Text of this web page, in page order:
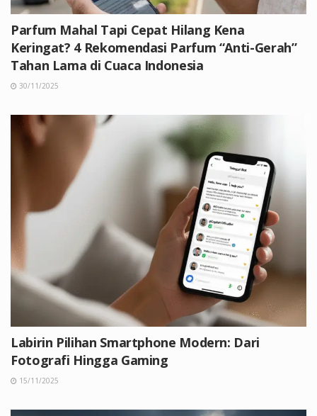
Parfum Mahal Tapi Cepat Hilang Kena
Keringat? 4 Rekomendasi Parfum “Anti-Gerah”
Tahan Lama di Cuaca Indonesia
30/11/2025
Labirin Pilihan Smartphone Modern: Dari
Fotografi Hingga Gaming
15/11/2025